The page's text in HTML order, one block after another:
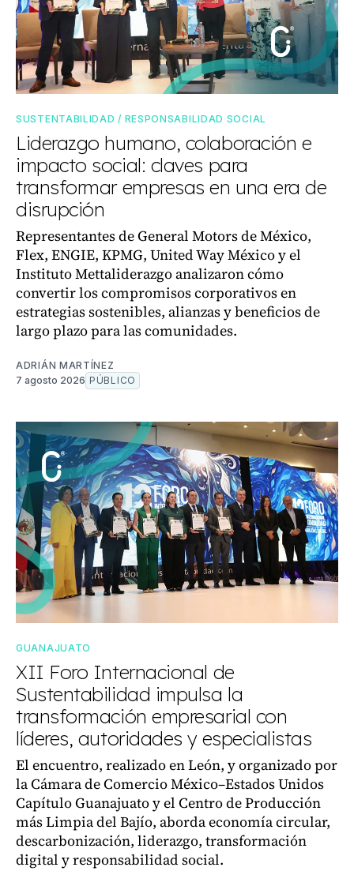
SUSTENTABILIDAD / RESPONSABILIDAD SOCIAL
Liderazgo humano, colaboración e
impacto social: claves para
transformar empresas en una era de
disrupción
Representantes de General Motors de México,
Flex, ENGIE, KPMG, United Way México y el
Instituto Mettaliderazgo analizaron cómo
convertir los compromisos corporativos en
estrategias sostenibles, alianzas y beneficios de
largo plazo para las comunidades.
ADRIÁN MARTÍNEZ
7 agosto 2026 PÚBLICO
GUANAJUATO
XII Foro Internacional de
Sustentabilidad impulsa la
transformación empresarial con
líderes, autoridades y especialistas
El encuentro, realizado en León, y organizado por
la Cámara de Comercio México–Estados Unidos
Capítulo Guanajuato y el Centro de Producción
más Limpia del Bajío, aborda economía circular,
descarbonización, liderazgo, transformación
digital y responsabilidad social.